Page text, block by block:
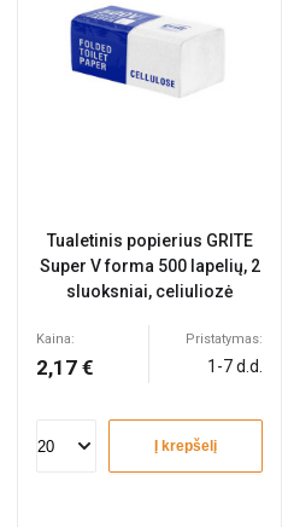
Tualetinis popierius GRITE
Super V forma 500 lapelių, 2
sluoksniai, celiuliozė
Kaina:
2,17 €
Pristatymas:
1-7 d.d.
Į krepšelį